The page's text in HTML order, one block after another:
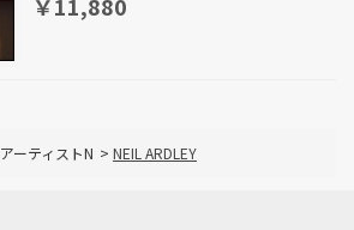
アーティストN > NEIL ARDLEY